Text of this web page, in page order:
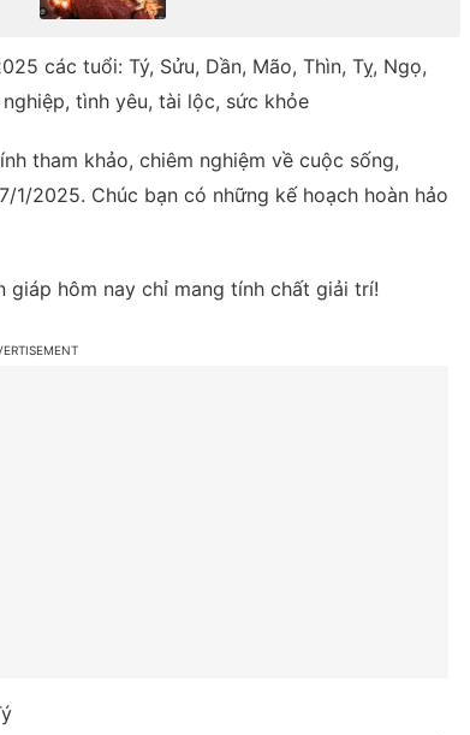
các tuổi: Tý, Sửu, Dần, Mão, Thìn, Tỵ, Ngọ,
tình yêu, tài lộc, sức khỏe
tham khảo, chiêm nghiệm về cuộc sống,
2025. Chúc bạn có những kế hoạch hoàn hảo
hôm nay chỉ mang tính chất giải trí!